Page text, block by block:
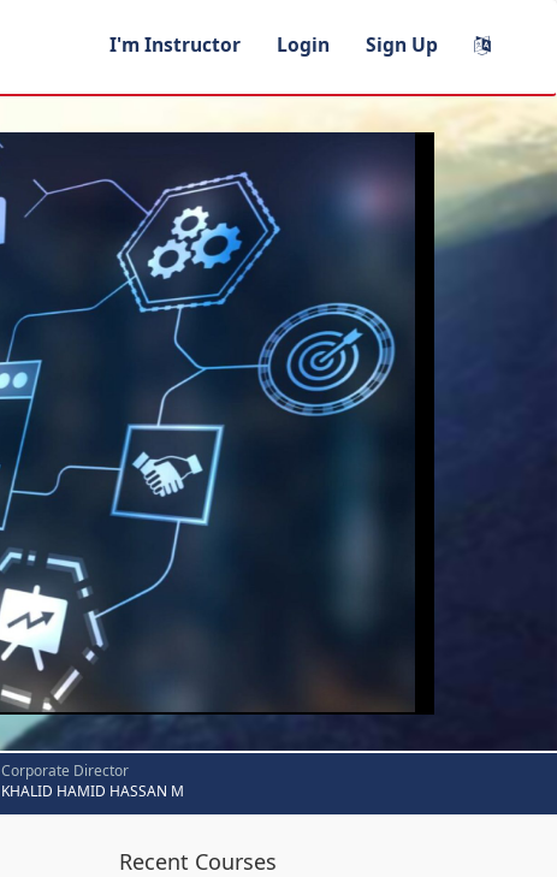
I'm Instructor Login Sign Up
Corporate Director
KHALID HAMID HASSAN M
Recent Courses